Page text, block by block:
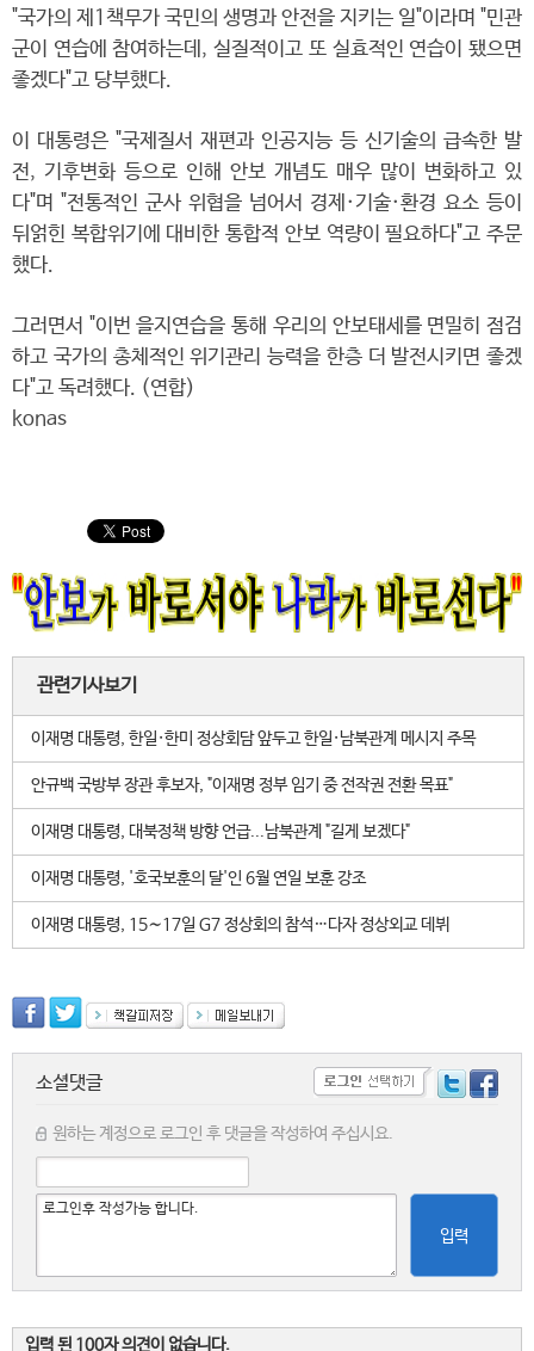
"국가의 제1책무가 국민의 생명과 안전을 지키는 일"이라며 "민관
군이 연습에 참여하는데, 실질적이고 또 실효적인 연습이 됐으면
좋겠다"고 당부했다.
이 대통령은 "국제질서 재편과 인공지능 등 신기술의 급속한 발
전, 기후변화 등으로 인해 안보 개념도 매우 많이 변화하고 있
다"며 "전통적인 군사 위협을 넘어서 경제·기술·환경 요소 등이
뒤얽힌 복합위기에 대비한 통합적 안보 역량이 필요하다"고 주문
했다.
그러면서 "이번 을지연습을 통해 우리의 안보태세를 면밀히 점검
하고 국가의 총체적인 위기관리 능력을 한층 더 발전시키면 좋겠
다"고 독려했다. (연합)
konas
관련기사보기
이재명 대통령, 한일·한미 정상회담 앞두고 한일·남북관계 메시지 주목
안규백 국방부 장관 후보자, "이재명 정부 임기 중 전작권 전환 목표"
이재명 대통령, 대북정책 방향 언급...남북관계 "길게 보겠다"
이재명 대통령, '호국보훈의 달'인 6월 연일 보훈 강조
이재명 대통령, 15∼17일 G7 정상회의 참석…다자 정상외교 데뷔
소셜댓글
원하는 계정으로 로그인 후 댓글을 작성하여 주십시요.
입력
입력 된 100자 의견이 없습니다.